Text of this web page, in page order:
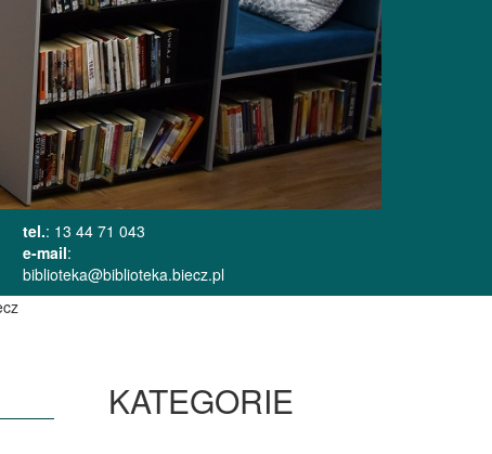
tel.: 13 44 71 043
e-mail:
biblioteka@biblioteka.biecz.pl
KATEGORIE